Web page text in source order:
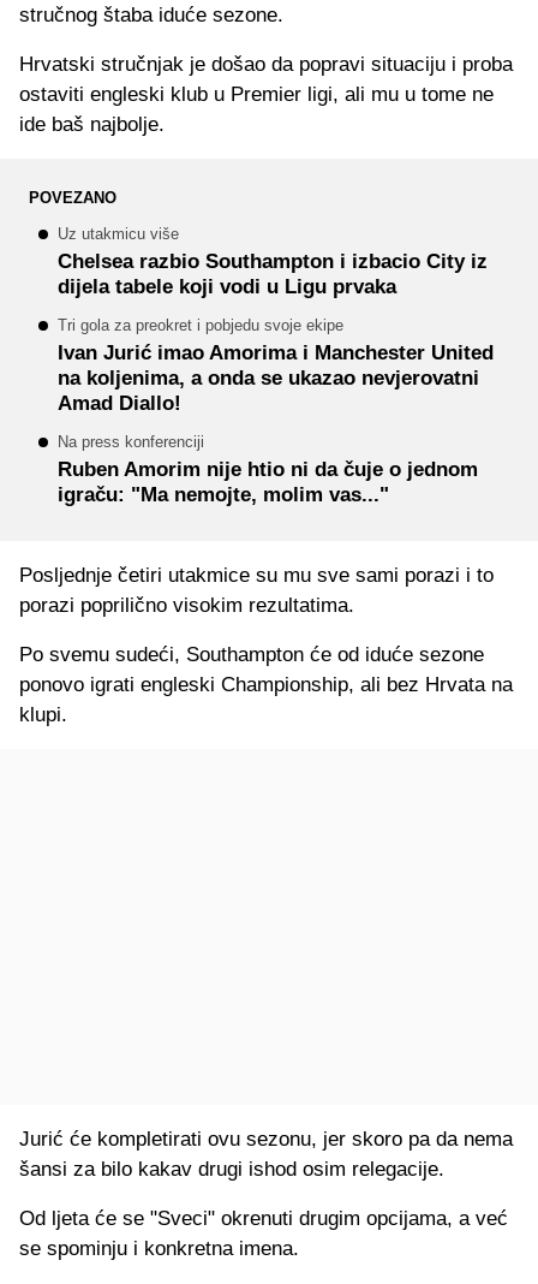
stručnog štaba iduće sezone.
Hrvatski stručnjak je došao da popravi situaciju i proba
ostaviti engleski klub u Premier ligi, ali mu u tome ne
ide baš najbolje.
POVEZANO
Uz utakmicu više
Chelsea razbio Southampton i izbacio City iz
dijela tabele koji vodi u Ligu prvaka
Tri gola za preokret i pobjedu svoje ekipe
Ivan Jurić imao Amorima i Manchester United
na koljenima, a onda se ukazao nevjerovatni
Amad Diallo!
Na press konferenciji
Ruben Amorim nije htio ni da čuje o jednom
igraču: "Ma nemojte, molim vas..."
Posljednje četiri utakmice su mu sve sami porazi i to
porazi poprilično visokim rezultatima.
Po svemu sudeći, Southampton će od iduće sezone
ponovo igrati engleski Championship, ali bez Hrvata na
klupi.
Jurić će kompletirati ovu sezonu, jer skoro pa da nema
šansi za bilo kakav drugi ishod osim relegacije.
Od ljeta će se "Sveci" okrenuti drugim opcijama, a već
se spominju i konkretna imena.